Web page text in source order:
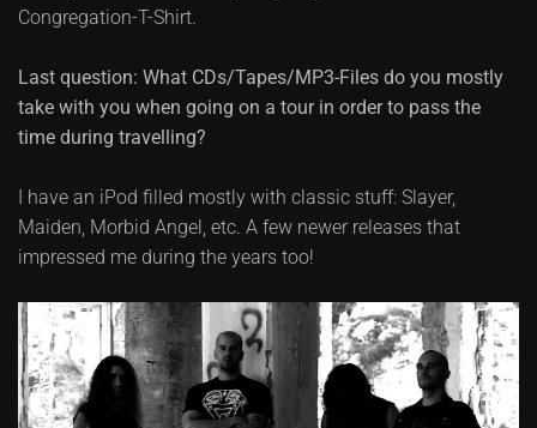
Congregation-T-Shirt.
Last question: What CDs/Tapes/MP3-Files do you mostly
take with you when going on a tour in order to pass the
time during travelling?
I have an iPod filled mostly with classic stuff: Slayer,
Maiden, Morbid Angel, etc. A few newer releases that
impressed me during the years too!